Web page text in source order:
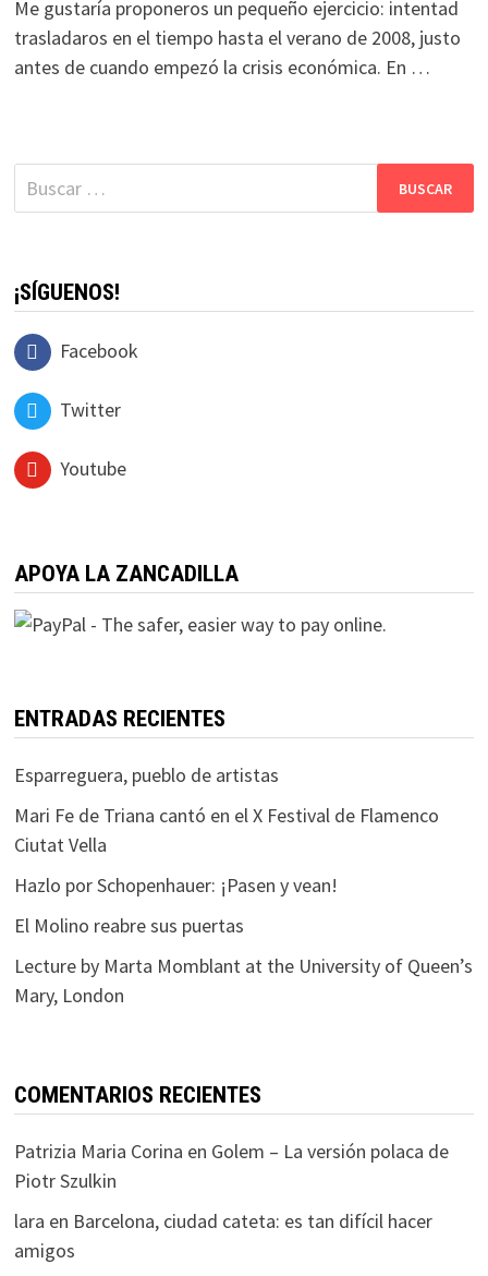
Me gustaría proponeros un pequeño ejercicio: intentad
trasladaros en el tiempo hasta el verano de 2008, justo
antes de cuando empezó la crisis económica. En …
Buscar:
¡SÍGUENOS!
Facebook
Twitter
Youtube
APOYA LA ZANCADILLA
ENTRADAS RECIENTES
Esparreguera, pueblo de artistas
Mari Fe de Triana cantó en el X Festival de Flamenco
Ciutat Vella
Hazlo por Schopenhauer: ¡Pasen y vean!
El Molino reabre sus puertas
Lecture by Marta Momblant at the University of Queen’s
Mary, London
COMENTARIOS RECIENTES
Patrizia Maria Corina en Golem – La versión polaca de
Piotr Szulkin
lara en Barcelona, ciudad cateta: es tan difícil hacer
amigos